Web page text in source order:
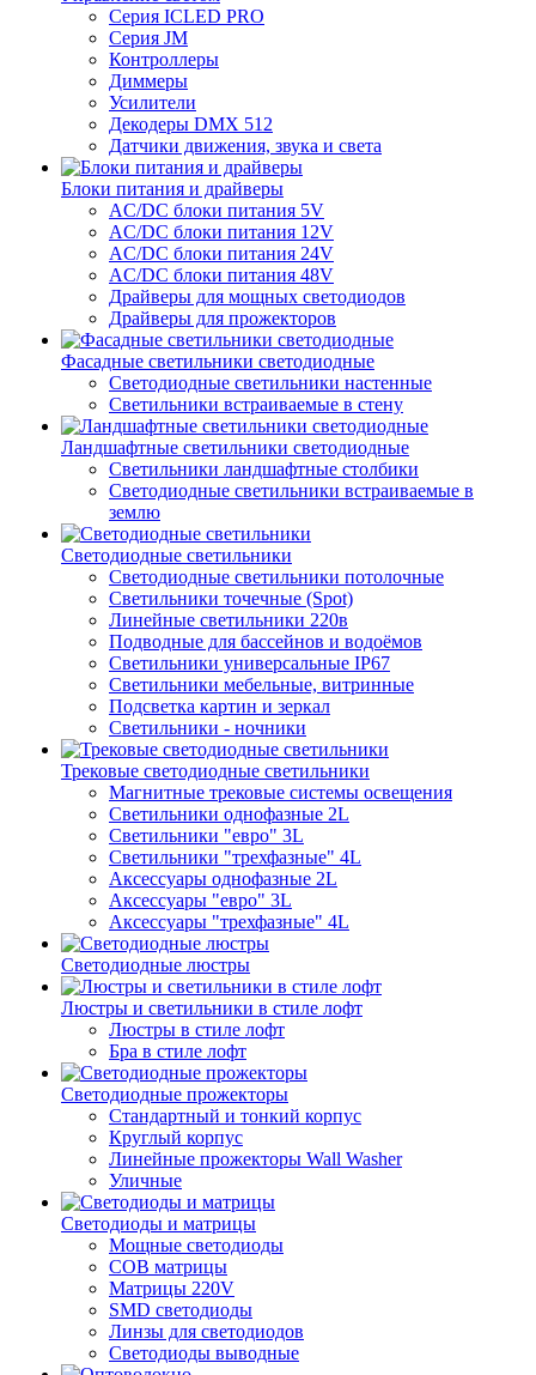
Серия ICLED PRO
Серия JM
Контроллеры
Диммеры
Усилители
Декодеры DMX 512
Датчики движения, звука и света
Блоки питания и драйверы
AC/DC блоки питания 5V
AC/DC блоки питания 12V
AC/DC блоки питания 24V
AC/DC блоки питания 48V
Драйверы для мощных светодиодов
Драйверы для прожекторов
Фасадные светильники светодиодные
Светодиодные светильники настенные
Светильники встраиваемые в стену
Ландшафтные светильники светодиодные
Светильники ландшафтные столбики
Светодиодные светильники встраиваемые в
землю
Светодиодные светильники
Светодиодные светильники потолочные
Светильники точечные (Spot)
Линейные светильники 220в
Подводные для бассейнов и водоёмов
Светильники универсальные IP67
Светильники мебельные, витринные
Подсветка картин и зеркал
Светильники - ночники
Трековые светодиодные светильники
Магнитные трековые системы освещения
Светильники однофазные 2L
Светильники "евро" 3L
Светильники "трехфазные" 4L
Аксессуары однофазные 2L
Аксессуары "евро" 3L
Аксессуары "трехфазные" 4L
Светодиодные люстры
Люстры и светильники в стиле лофт
Люстры в стиле лофт
Бра в стиле лофт
Светодиодные прожекторы
Стандартный и тонкий корпус
Круглый корпус
Линейные прожекторы Wall Washer
Уличные
Светодиоды и матрицы
Мощные светодиоды
COB матрицы
Матрицы 220V
SMD светодиоды
Линзы для светодиодов
Светодиоды выводные